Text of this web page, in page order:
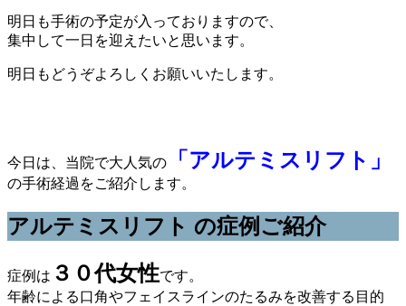
明日も手術の予定が入っておりますので、
集中して一日を迎えたいと思います。
明日もどうぞよろしくお願いいたします。
今日は、当院で大人気の 「アルテミスリフト」
の手術経過をご紹介します。
アルテミスリフト の症例ご紹介
症例は ３０代女性です。
年齢による口角やフェイスラインのたるみを改善する目的